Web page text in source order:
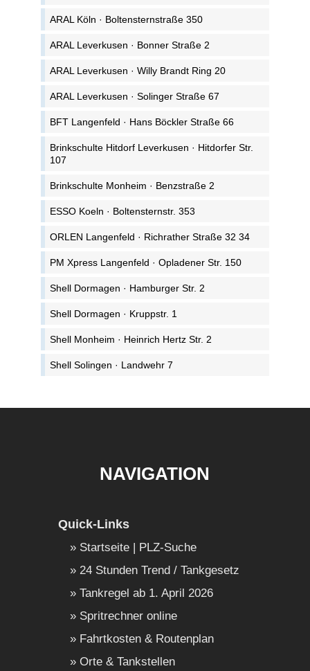
ARAL Köln · Boltensternstraße 350
ARAL Leverkusen · Bonner Straße 2
ARAL Leverkusen · Willy Brandt Ring 20
ARAL Leverkusen · Solinger Straße 67
BFT Langenfeld · Hans Böckler Straße 66
Brinkschulte Hitdorf Leverkusen · Hitdorfer Str.
107
Brinkschulte Monheim · Benzstraße 2
ESSO Koeln · Boltensternstr. 353
ORLEN Langenfeld · Richrather Straße 32 34
PM Xpress Langenfeld · Opladener Str. 150
Shell Dormagen · Hamburger Str. 2
Shell Dormagen · Kruppstr. 1
Shell Monheim · Heinrich Hertz Str. 2
Shell Solingen · Landwehr 7
NAVIGATION
Quick-Links
Startseite | PLZ-Suche
24 Stunden Trend / Tankgesetz
Tankregel ab 1. April 2026
Spritrechner online
Fahrtkosten & Routenplan
Orte & Tankstellen